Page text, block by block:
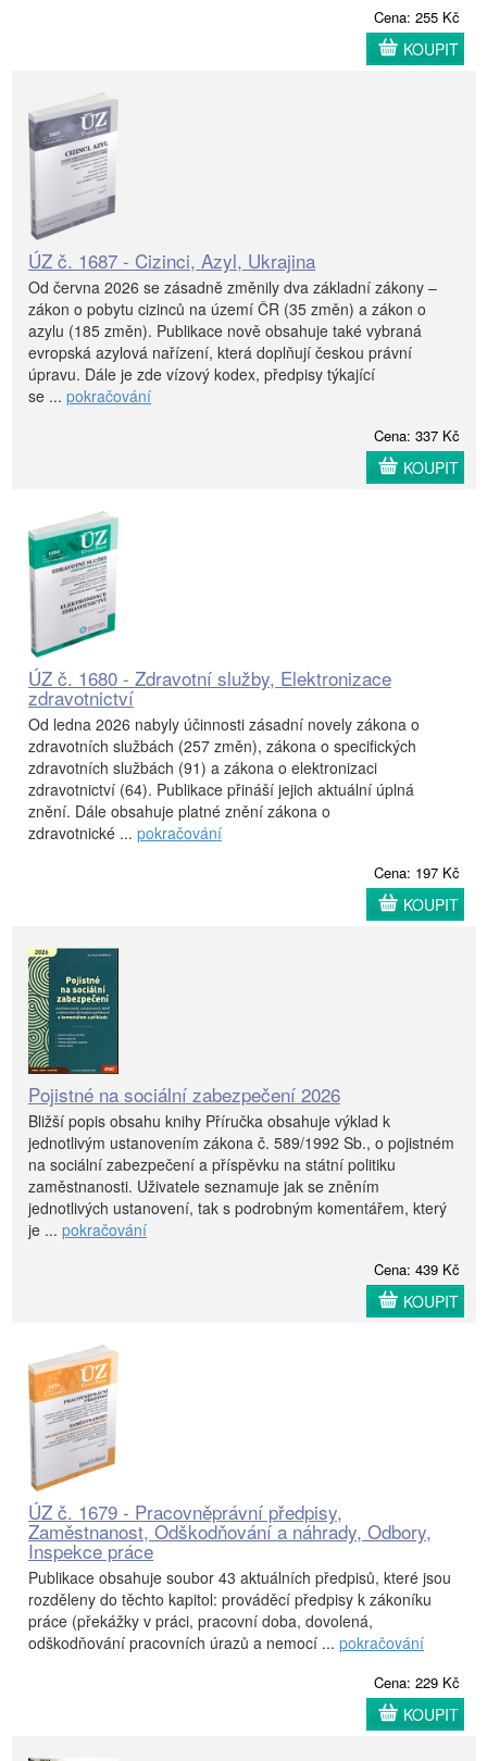
Cena: 255 Kč
KOUPIT
ÚZ č. 1687 - Cizinci, Azyl, Ukrajina
Od června 2026 se zásadně změnily dva základní zákony –
zákon o pobytu cizinců na území ČR (35 změn) a zákon o
azylu (185 změn). Publikace nově obsahuje také vybraná
evropská azylová nařízení, která doplňují českou právní
úpravu. Dále je zde vízový kodex, předpisy týkající
se ... pokračování
Cena: 337 Kč
KOUPIT
ÚZ č. 1680 - Zdravotní služby, Elektronizace
zdravotnictví
Od ledna 2026 nabyly účinnosti zásadní novely zákona o
zdravotních službách (257 změn), zákona o specifických
zdravotních službách (91) a zákona o elektronizaci
zdravotnictví (64). Publikace přináší jejich aktuální úplná
znění. Dále obsahuje platné znění zákona o
zdravotnické ... pokračování
Cena: 197 Kč
KOUPIT
Pojistné na sociální zabezpečení 2026
Bližší popis obsahu knihy Příručka obsahuje výklad k
jednotlivým ustanovením zákona č. 589/1992 Sb., o pojistném
na sociální zabezpečení a příspěvku na státní politiku
zaměstnanosti. Uživatele seznamuje jak se zněním
jednotlivých ustanovení, tak s podrobným komentářem, který
je ... pokračování
Cena: 439 Kč
KOUPIT
ÚZ č. 1679 - Pracovněprávní předpisy,
Zaměstnanost, Odškodňování a náhrady, Odbory,
Inspekce práce
Publikace obsahuje soubor 43 aktuálních předpisů, které jsou
rozděleny do těchto kapitol: prováděcí předpisy k zákoníku
práce (překážky v práci, pracovní doba, dovolená,
odškodňování pracovních úrazů a nemocí ... pokračování
Cena: 229 Kč
KOUPIT